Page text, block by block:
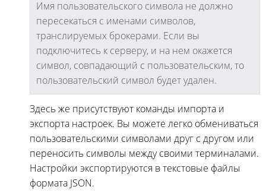
Имя пользовательского символа не должно
пересекаться с именами символов,
транслируемых брокерами. Если вы
подключитесь к серверу, и на нем окажется
символ, совпадающий с пользовательским, то
пользовательский символ будет удален.
Здесь же присутствуют команды импорта и
экспорта настроек. Вы можете легко обмениваться
пользовательскими символами друг с другом или
переносить символы между своими терминалами.
Настройки экспортируются в текстовые файлы
формата JSON.